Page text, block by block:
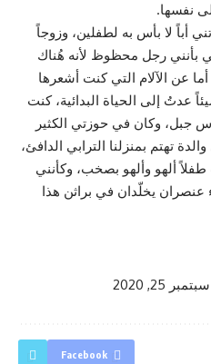
نفسها.
أباً لا بأس به لطفلين، وزوجاً
بأنني رجل محظوظ لأنه هُناك
عن الآلام التي كنت أشعرها
عدتُ إلى الحياة البدائية، كنت
جبل، وكان في حوزتي الكثير
تهتم بمنزلنا الترابي الدافئ،
ألهو وألهو بصخب، وكأنني
عنصران يخلّدان في براثن هذا
سبتمبر 25, 2020
Facebook